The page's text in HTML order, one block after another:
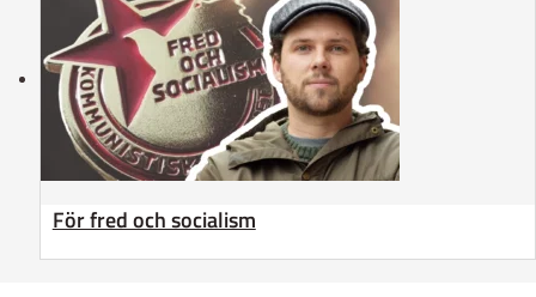
För fred och socialism